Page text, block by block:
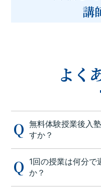
講
よく
無料体験授業後入
すか？
1回の授業は何分で
か？